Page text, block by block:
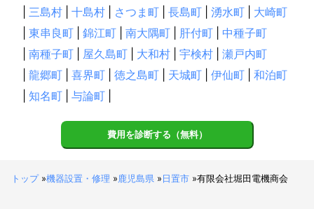
三島村 十島村 さつま町 長島町 湧水町
大崎町
東串良町 錦江町 南大隅町 肝付町
中種子町
南種子町 屋久島町 大和村 宇検村
瀬戸内町
龍郷町 喜界町 徳之島町 天城町 伊仙町
和泊町
知名町 与論町
費用を診断する（無料）
トップ»機器設置・修理 »鹿児島県 »日置市 »有限会社堀田電機商会